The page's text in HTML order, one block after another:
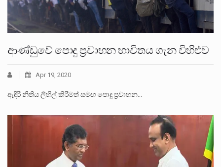
ආණ්ඩුවේ පොදු ප්‍රවාහන භාවිතය ගැන විහිළුව
Apr 19, 2020
ඇඳිරි නීතිය ලිහිල් කිරීමත් සමඟ පොදු ප්‍රවාහන…